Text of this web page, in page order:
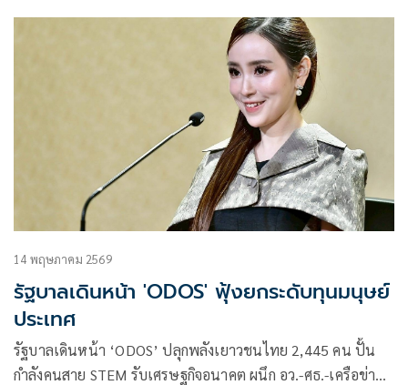
ครั้งแรกจากการผนึกกำลังของ 5 กระทรวงหลัก
14 พฤษภาคม 2569
รัฐบาลเดินหน้า 'ODOS' ฟุ้งยกระดับทุนมนุษย์
ประเทศ
รัฐบาลเดินหน้า ‘ODOS’ ปลุกพลังเยาวชนไทย 2,445 คน ปั้น
กำลังคนสาย STEM รับเศรษฐกิจอนาคต ผนึก อว.-ศธ.-เครือข่าย